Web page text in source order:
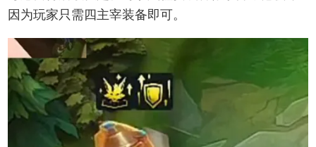
因为玩家只需四主宰装备即可。